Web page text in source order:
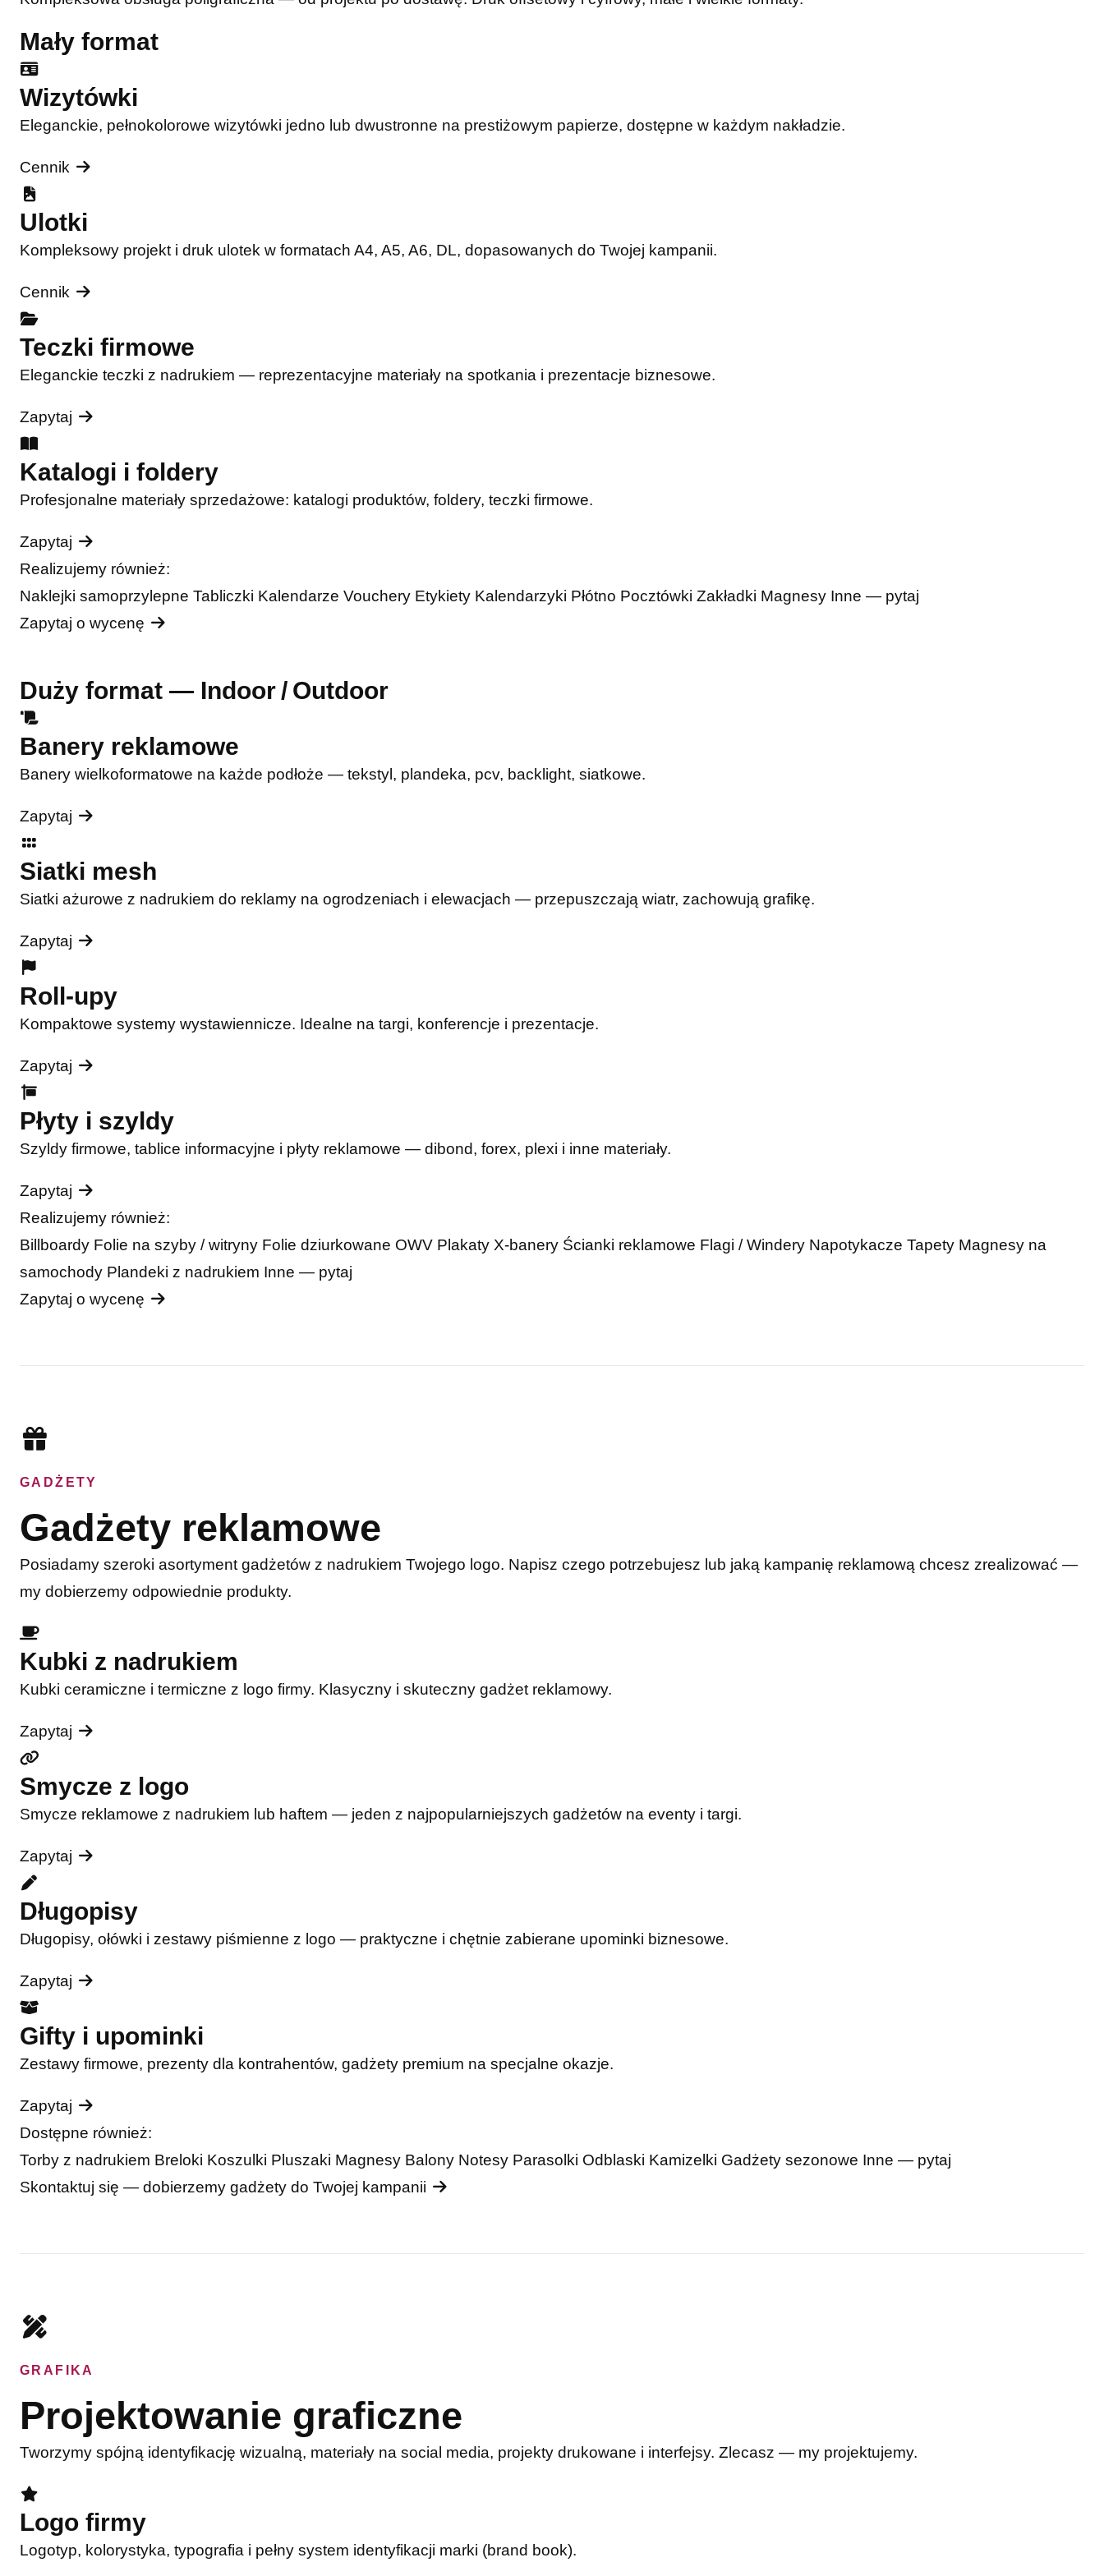
Mały format
Wizytówki
Eleganckie, pełnokolorowe wizytówki jedno lub dwustronne na prestiżowym papierze, dostępne w każdym nakładzie.
Cennik
Ulotki
Kompleksowy projekt i druk ulotek w formatach A4, A5, A6, DL, dopasowanych do Twojej kampanii.
Cennik
Teczki firmowe
Eleganckie teczki z nadrukiem — reprezentacyjne materiały na spotkania i prezentacje biznesowe.
Zapytaj
Katalogi i foldery
Profesjonalne materiały sprzedażowe: katalogi produktów, foldery, teczki firmowe.
Zapytaj
Realizujemy również:
Naklejki samoprzylepne Tabliczki Kalendarze Vouchery Etykiety Kalendarzyki Płótno Pocztówki Zakładki Magnesy Inne — pytaj
Zapytaj o wycenę
Duży format — Indoor / Outdoor
Banery reklamowe
Banery wielkoformatowe na każde podłoże — tekstyl, plandeka, pcv, backlight, siatkowe.
Zapytaj
Siatki mesh
Siatki ażurowe z nadrukiem do reklamy na ogrodzeniach i elewacjach — przepuszczają wiatr, zachowują grafikę.
Zapytaj
Roll-upy
Kompaktowe systemy wystawiennicze. Idealne na targi, konferencje i prezentacje.
Zapytaj
Płyty i szyldy
Szyldy firmowe, tablice informacyjne i płyty reklamowe — dibond, forex, plexi i inne materiały.
Zapytaj
Realizujemy również:
Billboardy Folie na szyby / witryny Folie dziurkowane OWV Plakaty X-banery Ścianki reklamowe Flagi / Windery Napotykacze Tapety Magnesy na
samochody Plandeki z nadrukiem Inne — pytaj
Zapytaj o wycenę
GADŻETY
Gadżety reklamowe
Posiadamy szeroki asortyment gadżetów z nadrukiem Twojego logo. Napisz czego potrzebujesz lub jaką kampanię reklamową chcesz zrealizować —
my dobierzemy odpowiednie produkty.
Kubki z nadrukiem
Kubki ceramiczne i termiczne z logo firmy. Klasyczny i skuteczny gadżet reklamowy.
Zapytaj
Smycze z logo
Smycze reklamowe z nadrukiem lub haftem — jeden z najpopularniejszych gadżetów na eventy i targi.
Zapytaj
Długopisy
Długopisy, ołówki i zestawy piśmienne z logo — praktyczne i chętnie zabierane upominki biznesowe.
Zapytaj
Gifty i upominki
Zestawy firmowe, prezenty dla kontrahentów, gadżety premium na specjalne okazje.
Zapytaj
Dostępne również:
Torby z nadrukiem Breloki Koszulki Pluszaki Magnesy Balony Notesy Parasolki Odblaski Kamizelki Gadżety sezonowe Inne — pytaj
Skontaktuj się — dobierzemy gadżety do Twojej kampanii
GRAFIKA
Projektowanie graficzne
Tworzymy spójną identyfikację wizualną, materiały na social media, projekty drukowane i interfejsy. Zlecasz — my projektujemy.
Logo firmy
Logotyp, kolorystyka, typografia i pełny system identyfikacji marki (brand book).